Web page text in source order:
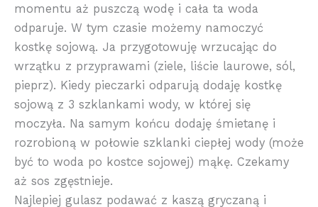
momentu aż puszczą wodę i cała ta woda
odparuje. W tym czasie możemy namoczyć
kostkę sojową. Ja przygotowuję wrzucając do
wrzątku z przyprawami (ziele, liście laurowe, sól,
pieprz). Kiedy pieczarki odparują dodaję kostkę
sojową z 3 szklankami wody, w której się
moczyła. Na samym końcu dodaję śmietanę i
rozrobioną w połowie szklanki ciepłej wody (może
być to woda po kostce sojowej) mąkę. Czekamy
aż sos zgęstnieje.
Najlepiej gulasz podawać z kaszą gryczaną i